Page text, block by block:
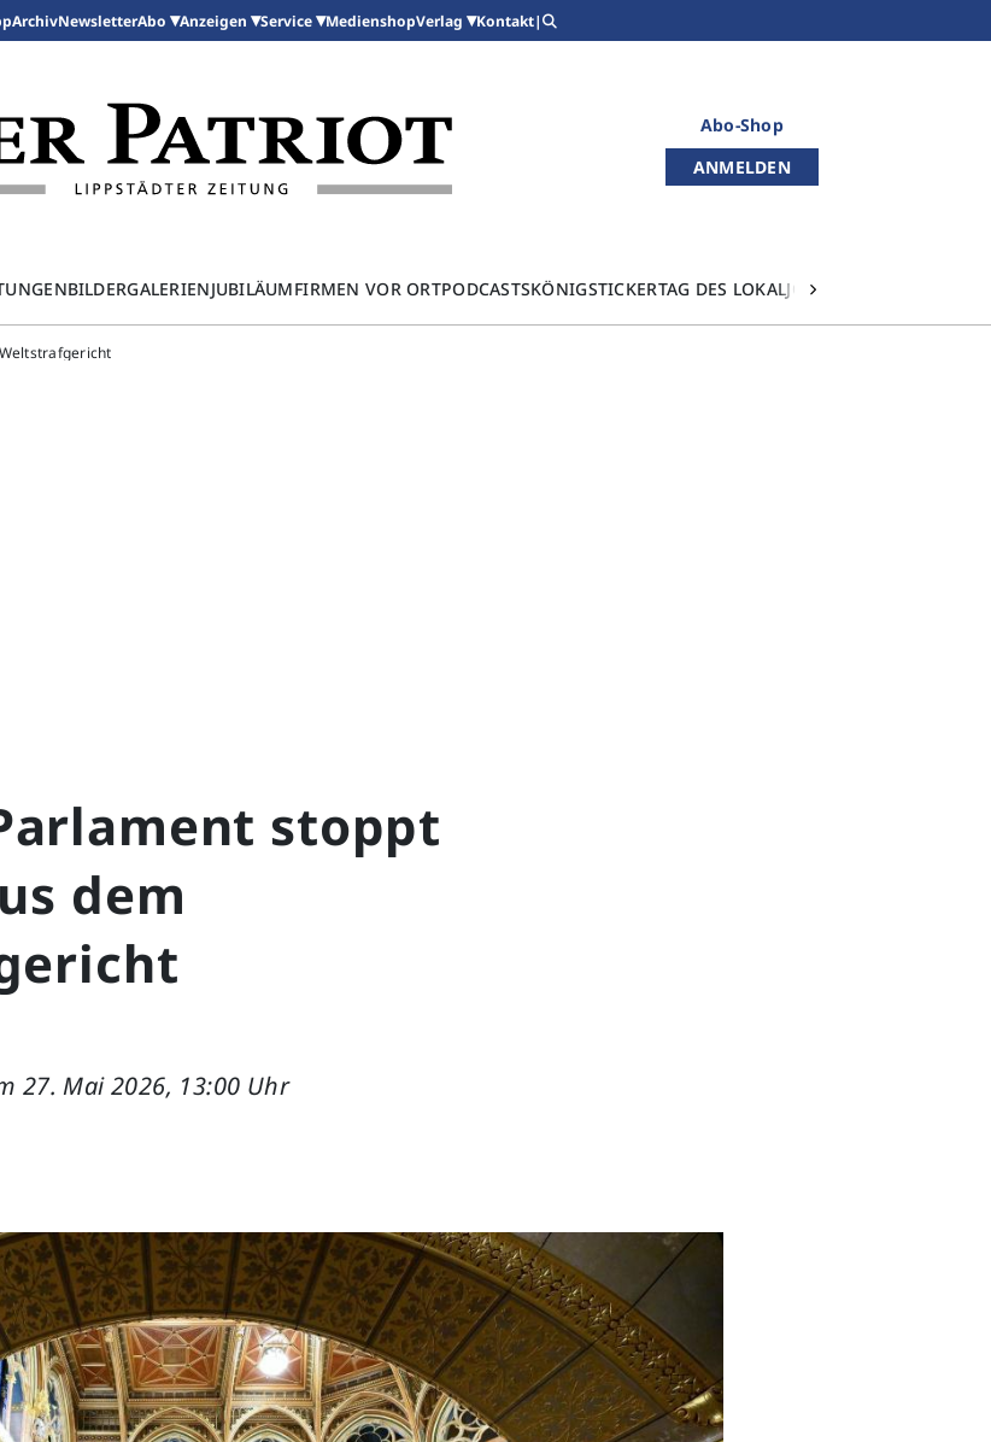
ArchivNewsletterAbo Anzeigen Service MedienshopVerlag Kontakt|
Abo-Shop
ANMELDEN
BILDERGALERIENJUBILÄUMFIRMEN VOR ORTPODCASTSKÖNIGSTICKERTAG DES LOKALJOURNALISMUS
stoppt
dem
27. Mai 2026, 13:00 Uhr